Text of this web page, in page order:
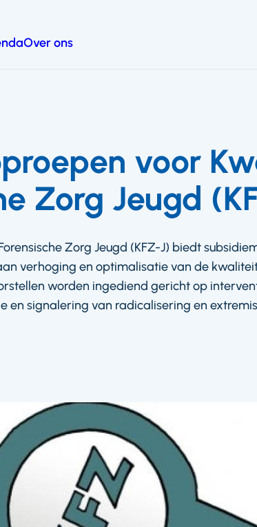
Over ons
voor
Zorg Jeugd
Zorg Jeugd (KFZ-J) biedt
verhoging en optimalisatie van de
worden ingediend gericht op
en signalering van radicalisering en